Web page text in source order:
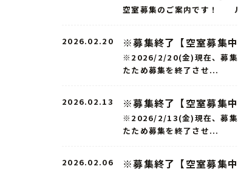
空室募集のご案内で
2026.02.20 ※募集終了【空室募集
※2026/2/20(金)現在、募集
たため募集を終了させ...
2026.02.13 ※募集終了【空室募集
※2026/2/13(金)現在、募集
たため募集を終了させ...
2026.02.06 ※募集終了【空室募集